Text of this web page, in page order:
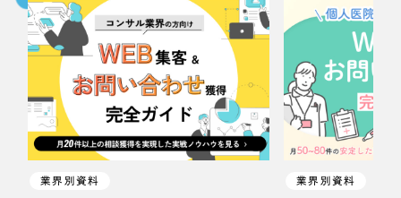
業界別資料 業界別資料